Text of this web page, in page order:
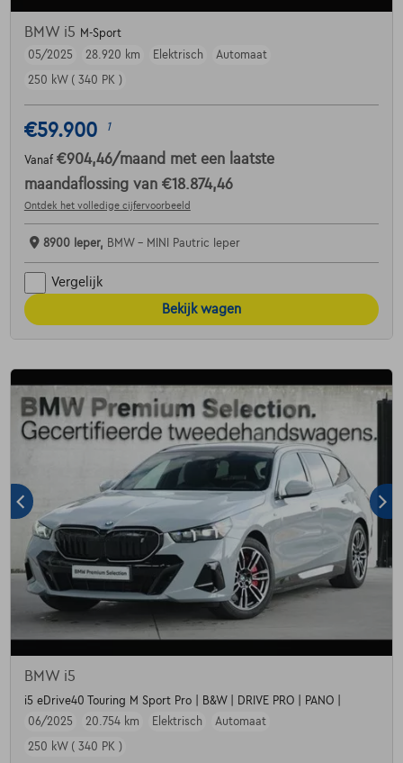
BMW i5 M-Sport
05/2025
28.920 km Elektrisch
Automaat
250 kW ( 340 PK )
€59.900 1
Vanaf €904,46/maand met een laatste
maandaflossing van €18.874,46
Ontdek het volledige cijfervoorbeeld
8900 Ieper, BMW - MINI Pautric Ieper
Vergelijk
Bekijk wagen
BMW i5
i5 eDrive40 Touring M Sport Pro | B&W | DRIVE PRO | PANO |
06/2025
20.754 km Elektrisch
Automaat
250 kW ( 340 PK )